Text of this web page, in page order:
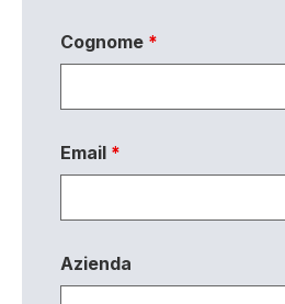
Cognome *
Email *
Azienda